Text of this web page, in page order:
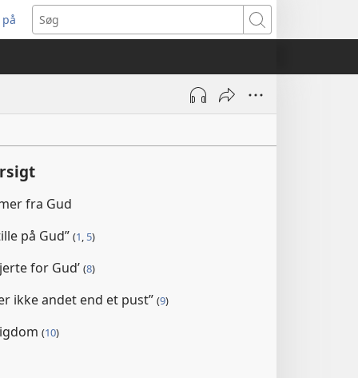
Søg
fra Gud
på Gud” (1, 5)
for Gud’ (8)
ikke andet end et pust” (9)
(10)